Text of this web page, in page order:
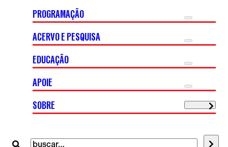
PROGRAMAÇÃO
ACERVO E PESQUISA
EDUCAÇÃO
APOIE
SOBRE